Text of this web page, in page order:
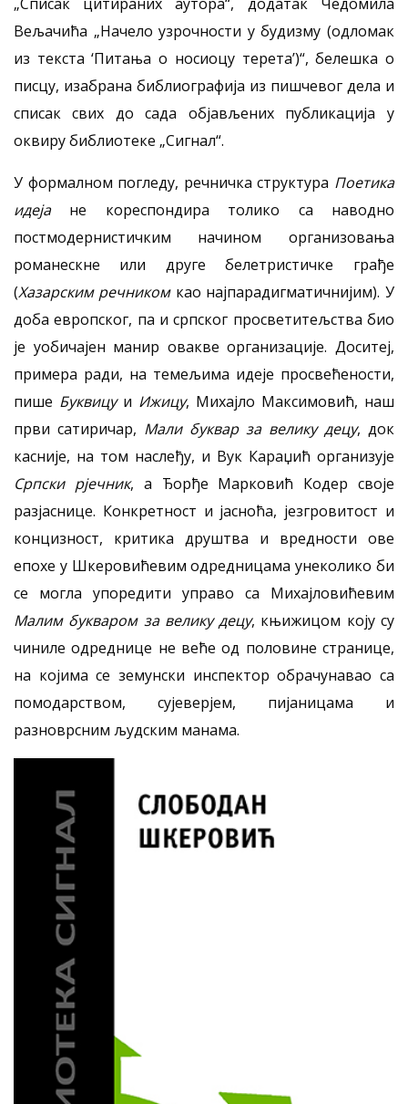
Вељачића „Начело узрочности у будизму (одломак
из текста ‘Питања о носиоцу терета’)“, белешка о
писцу, изабрана библиографија из пишчевог дела и
списак свих до сада објављених публикација у
оквиру библиотеке „Сигнал“.
У формалном погледу, речничка структура Поетика
идејане кореспондира толико са наводно
постмодернистичким начином организовања
романескне или друге белетристичке грађе
(Хазарским речникомкао најпарадигматичнијим). У
доба европског, па и српског просветитељства био
је уобичајен манир овакве организације. Доситеј,
примера ради, на темељима идеје просвећености,
пише Буквицуи Ижицу, Михајло Максимовић, наш
први сатиричар, Мали буквар за велику децу, док
касније, на том наслеђу, и Вук Караџић организује
Српски рјечник, а Ђорђе Марковић Кодер своје
разјаснице. Конкретност и јасноћа, језгровитост и
концизност, критика друштва и вредности ове
епохе у Шкеровићевим одредницама унеколико би
се могла упоредити управо са Михајловићевим
Малим букваром за велику децу, књижицом коју су
чиниле одреднице не веће од половине странице,
на којима се земунски инспектор обрачунавао са
помодарством, сујеверјем, пијаницама и
разноврсним људским манама.